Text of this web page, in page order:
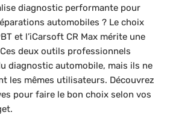
diagnostic performante pour
automobiles ? Le choix
et l’iCarsoft CR Max mérite une
deux outils professionnels
diagnostic automobile, mais ils ne
les mêmes utilisateurs. Découvrez
pour faire le bon choix selon vos